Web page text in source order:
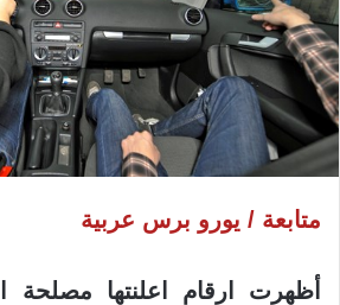
متابعة / يورو برس عربية
أظهرت ارقام اعلنتها مصلحة